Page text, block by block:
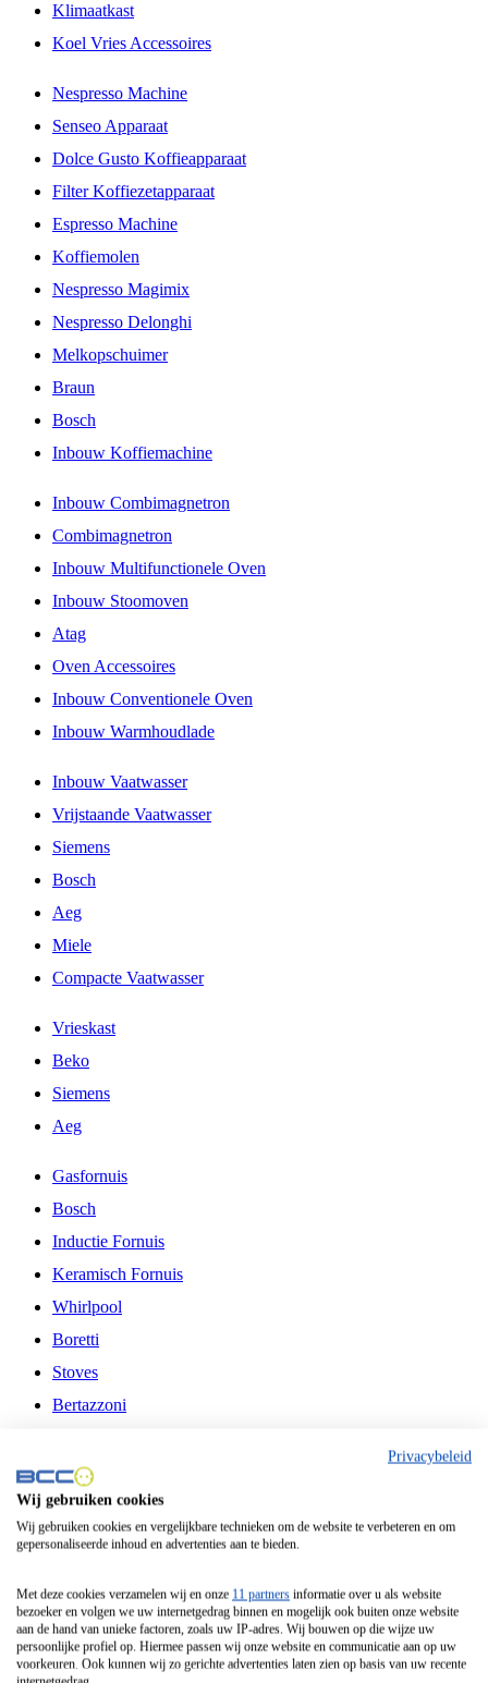
Klimaatkast
Koel Vries Accessoires
Nespresso Machine
Senseo Apparaat
Dolce Gusto Koffieapparaat
Filter Koffiezetapparaat
Espresso Machine
Koffiemolen
Nespresso Magimix
Nespresso Delonghi
Melkopschuimer
Braun
Bosch
Inbouw Koffiemachine
Inbouw Combimagnetron
Combimagnetron
Inbouw Multifunctionele Oven
Inbouw Stoomoven
Atag
Oven Accessoires
Inbouw Conventionele Oven
Inbouw Warmhoudlade
Inbouw Vaatwasser
Vrijstaande Vaatwasser
Siemens
Bosch
Aeg
Miele
Compacte Vaatwasser
Vrieskast
Beko
Siemens
Aeg
Gasfornuis
Bosch
Inductie Fornuis
Keramisch Fornuis
Whirlpool
Boretti
Stoves
Bertazzoni
Fitelli
Airfryer
Frituurpan
Contactgrill
Broodbakmachine
Broodrooster
Privacybeleid
Wij gebruiken cookies
Wij gebruiken cookies en vergelijkbare technieken om de website te verbeteren en om
gepersonaliseerde inhoud en advertenties aan te bieden.
Met deze cookies verzamelen wij en onze 11 partners informatie over u als website
bezoeker en volgen we uw internetgedrag binnen en mogelijk ook buiten onze website
aan de hand van unieke factoren, zoals uw IP-adres. Wij bouwen op die wijze uw
persoonlijke profiel op. Hiermee passen wij onze website en communicatie aan op uw
voorkeuren. Ook kunnen wij zo gerichte advertenties laten zien op basis van uw recente